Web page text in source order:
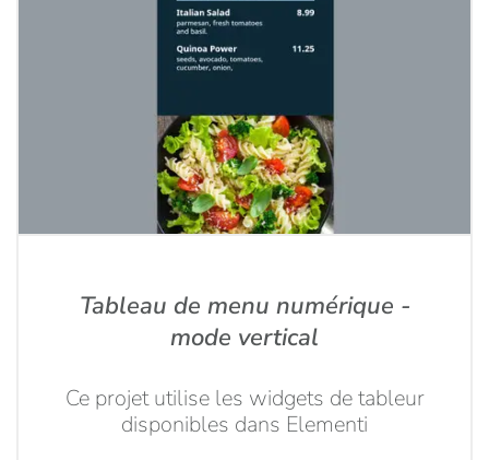
Tableau de menu numérique -
mode vertical
Ce projet utilise les widgets de tableur
disponibles dans Elementi